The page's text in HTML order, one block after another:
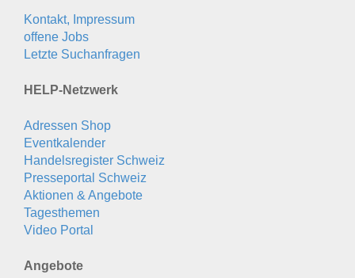
Kontakt, Impressum
offene Jobs
Letzte Suchanfragen
HELP-Netzwerk
Adressen Shop
Eventkalender
Handelsregister Schweiz
Presseportal Schweiz
Aktionen & Angebote
Tagesthemen
Video Portal
Angebote